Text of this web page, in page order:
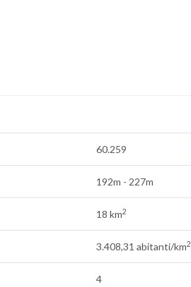
60.259
192m - 227m
18 km2
3.408,31 abitanti/km2
4